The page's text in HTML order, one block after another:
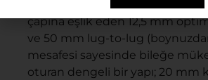
çapına eşlik eden 12,5 mm
ve 50 mm lug-to-lug
mesafesi sayesinde bileğe
oturan dengeli bir yapı; 20 mm